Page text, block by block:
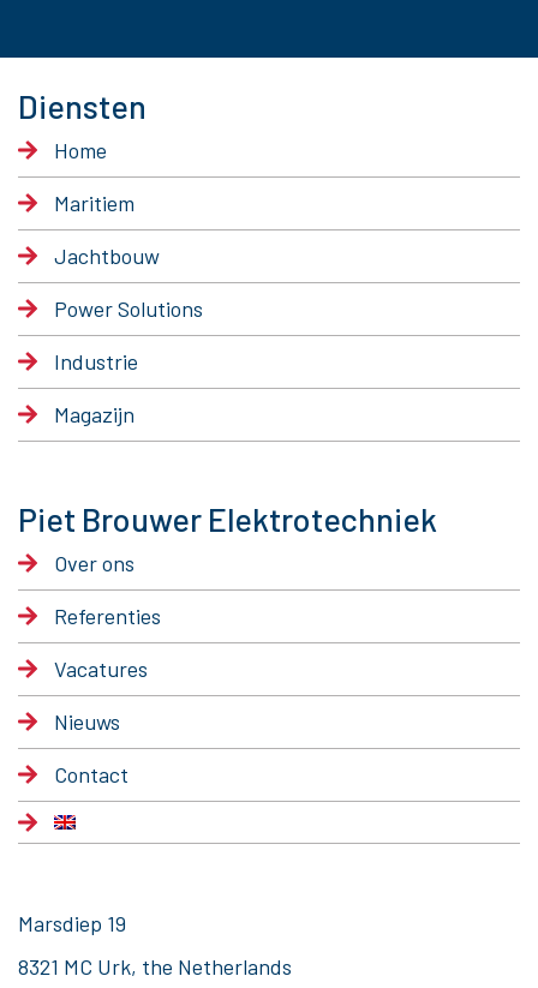
Diensten
Home
Maritiem
Jachtbouw
Power Solutions
Industrie
Magazijn
Piet Brouwer Elektrotechniek
Over ons
Referenties
Vacatures
Nieuws
Contact
Marsdiep 19
8321 MC Urk, the Netherlands